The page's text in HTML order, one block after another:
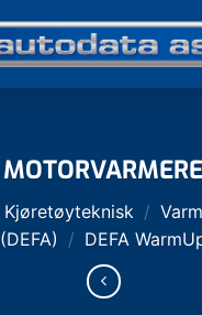
MOTORVARMERE
Kjøretøyteknisk /
(DEFA) / DEFA